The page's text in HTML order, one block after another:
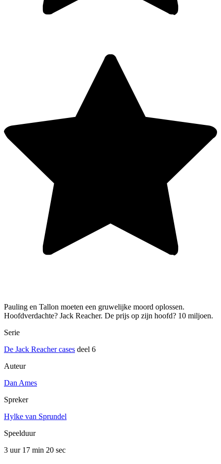
Pauling en Tallon moeten een gruwelijke moord oplossen.
Hoofdverdachte? Jack Reacher. De prijs op zijn hoofd? 10 miljoen.
Serie
De Jack Reacher cases deel 6
Auteur
Dan Ames
Spreker
Hylke van Sprundel
Speelduur
3 uur 17 min 20 sec